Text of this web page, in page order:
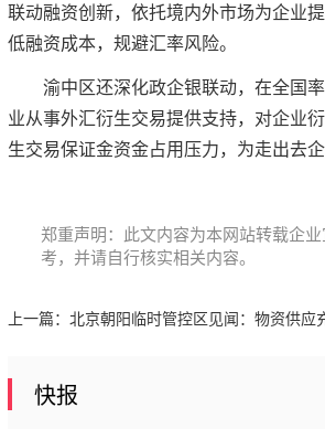
联动融资创新，依托境内外市场为企业
低融资成本，规避汇率风险。
渝中区还深化政企银联动，在全国
业从事外汇衍生交易提供支持，对企业
生交易保证金资金占用压力，为走出去
郑重声明：此文内容为本网站转载企
考，并请自行核实相关内容。
上一篇： 北京朝阳临时管控区见闻：物资供应
快报